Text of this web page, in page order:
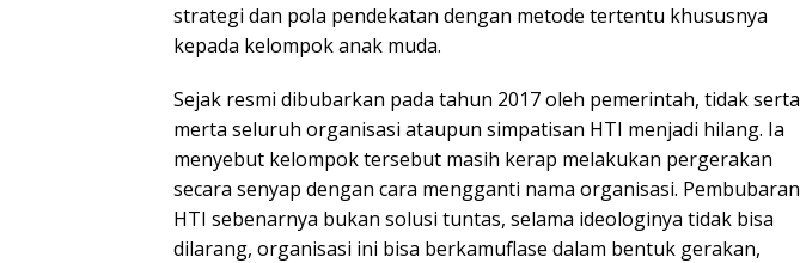
strategi dan pola pendekatan dengan metode tertentu khususnya
kepada kelompok anak muda.
Sejak resmi dibubarkan pada tahun 2017 oleh pemerintah, tidak serta
merta seluruh organisasi ataupun simpatisan HTI menjadi hilang. Ia
menyebut kelompok tersebut masih kerap melakukan pergerakan
secara senyap dengan cara mengganti nama organisasi. Pembubaran
HTI sebenarnya bukan solusi tuntas, selama ideologinya tidak bisa
dilarang, organisasi ini bisa berkamuflase dalam bentuk gerakan,